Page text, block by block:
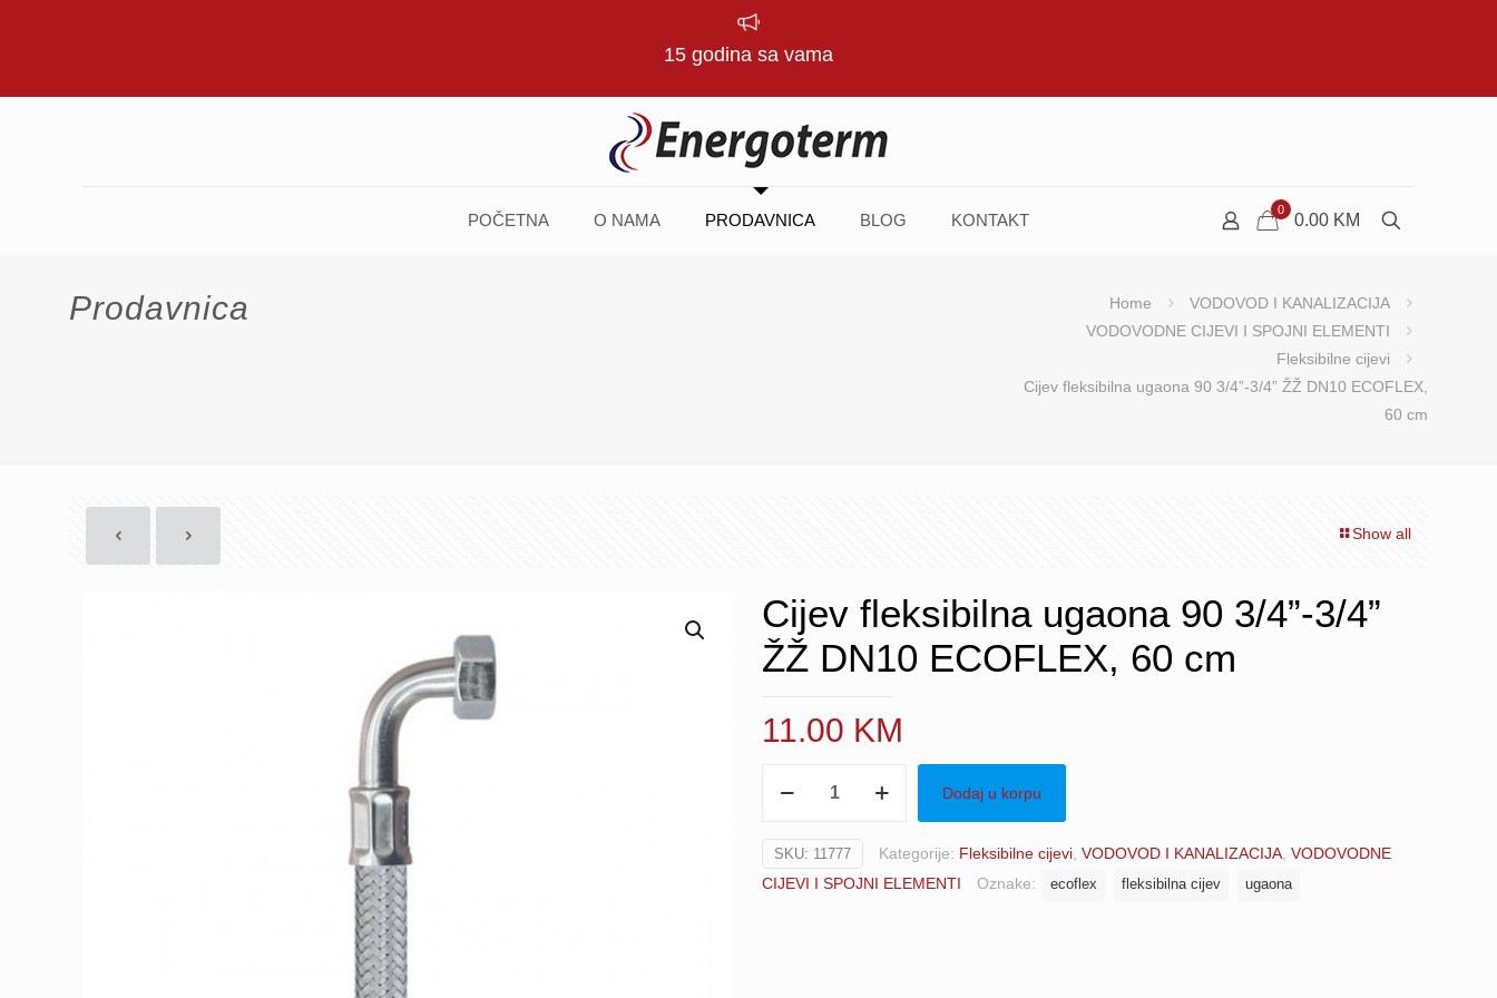
15 godina sa vama
POČETNA O NAMA PRODAVNICA BLOG KONTAKT
0
0.00 KM
Prodavnica Home
VODOVOD I KANALIZACIJA
VODOVODNE CIJEVI I SPOJNI ELEMENTI
Fleksibilne cijevi
Cijev fleksibilna ugaona 90 3/4”-3/4” ŽŽ DN10 ECOFLEX,
60 cm
Show all
Cijev fleksibilna ugaona 90 3/4”-3/4”
ŽŽ DN10 ECOFLEX, 60 cm
11.00 KM
90
3/4"-3/4"
Dodaj u korpu
SKU: 11777 Kategorije: Fleksibilne cijevi VODOVOD I KANALIZACIJA VODOVODNE
CIJEVI I SPOJNI ELEMENTI
Oznake: ecoflex fleksibilna cijev ugaona